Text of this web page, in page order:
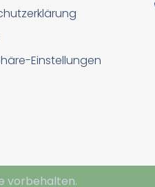
Einstellungen
vorbehalten.